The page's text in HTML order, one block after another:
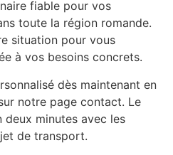
fiable pour vos
toute la région romande.
situation pour vous
à vos besoins concrets.
dès maintenant en
notre page contact. Le
minutes avec les
de transport.